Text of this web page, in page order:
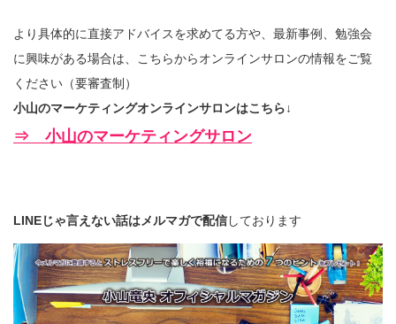
より具体的に直接アドバイスを求めてる方や、最新事例、勉強会
に興味がある場合は、こちらからオンラインサロンの情報をご覧
ください（要審査制）
小山のマーケティングオンラインサロンはこちら↓
⇒ 小山のマーケティングサロン
LINEじゃ言えない話はメルマガで配信しております